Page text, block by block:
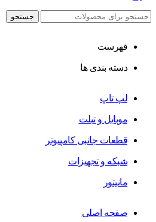
جستجو
فهرست
دسته بندی ها
لپ تاپ
موبایل و تبلت
قطعات جانبی کامپیوتر
شبکه و تجهیزات
مانیتور
صفحه اصلی